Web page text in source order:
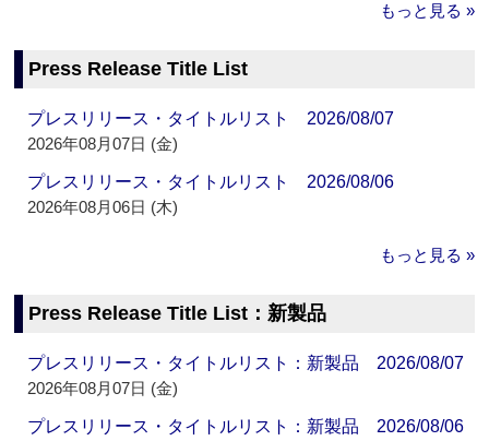
もっと見る »
Press Release Title List
プレスリリース・タイトルリスト 2026/08/07
2026年08月07日 (金)
プレスリリース・タイトルリスト 2026/08/06
2026年08月06日 (木)
もっと見る »
Press Release Title List：新製品
プレスリリース・タイトルリスト：新製品 2026/08/07
2026年08月07日 (金)
プレスリリース・タイトルリスト：新製品 2026/08/06